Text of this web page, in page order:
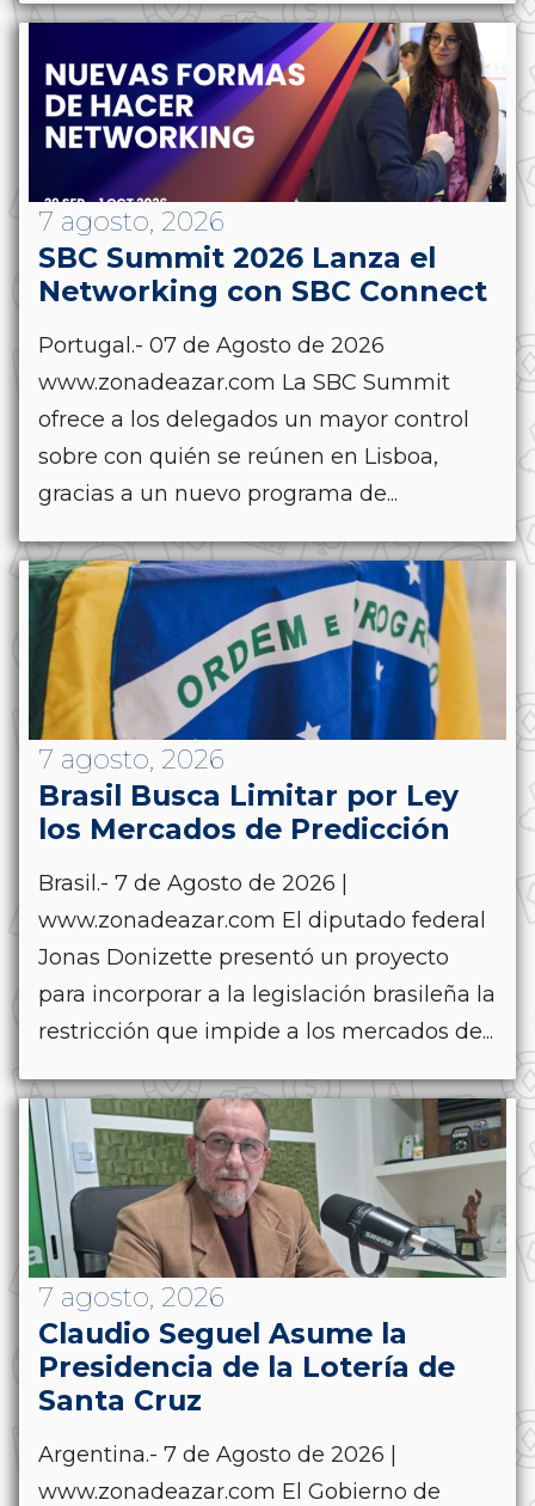
7 agosto, 2026
SBC Summit 2026 Lanza el
Networking con SBC Connect
Portugal.- 07 de Agosto de 2026
www.zonadeazar.com La SBC Summit
ofrece a los delegados un mayor control
sobre con quién se reúnen en Lisboa,
gracias a un nuevo programa de...
7 agosto, 2026
Brasil Busca Limitar por Ley
los Mercados de Predicción
Brasil.- 7 de Agosto de 2026 |
www.zonadeazar.com El diputado federal
Jonas Donizette presentó un proyecto
para incorporar a la legislación brasileña la
restricción que impide a los mercados de...
7 agosto, 2026
Claudio Seguel Asume la
Presidencia de la Lotería de
Santa Cruz
Argentina.- 7 de Agosto de 2026 |
www.zonadeazar.com El Gobierno de